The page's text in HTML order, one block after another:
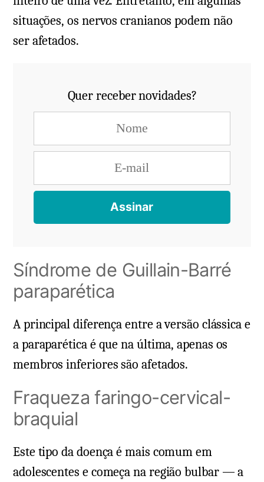
situações, os nervos cranianos podem não
ser afetados.
Quer receber novidades?
Síndrome de Guillain-Barré
paraparética
A principal diferença entre a versão clássica e
a paraparética é que na última, apenas os
membros inferiores são afetados.
Fraqueza faringo-cervical-
braquial
Este tipo da doença é mais comum em
adolescentes e começa na região bulbar — a